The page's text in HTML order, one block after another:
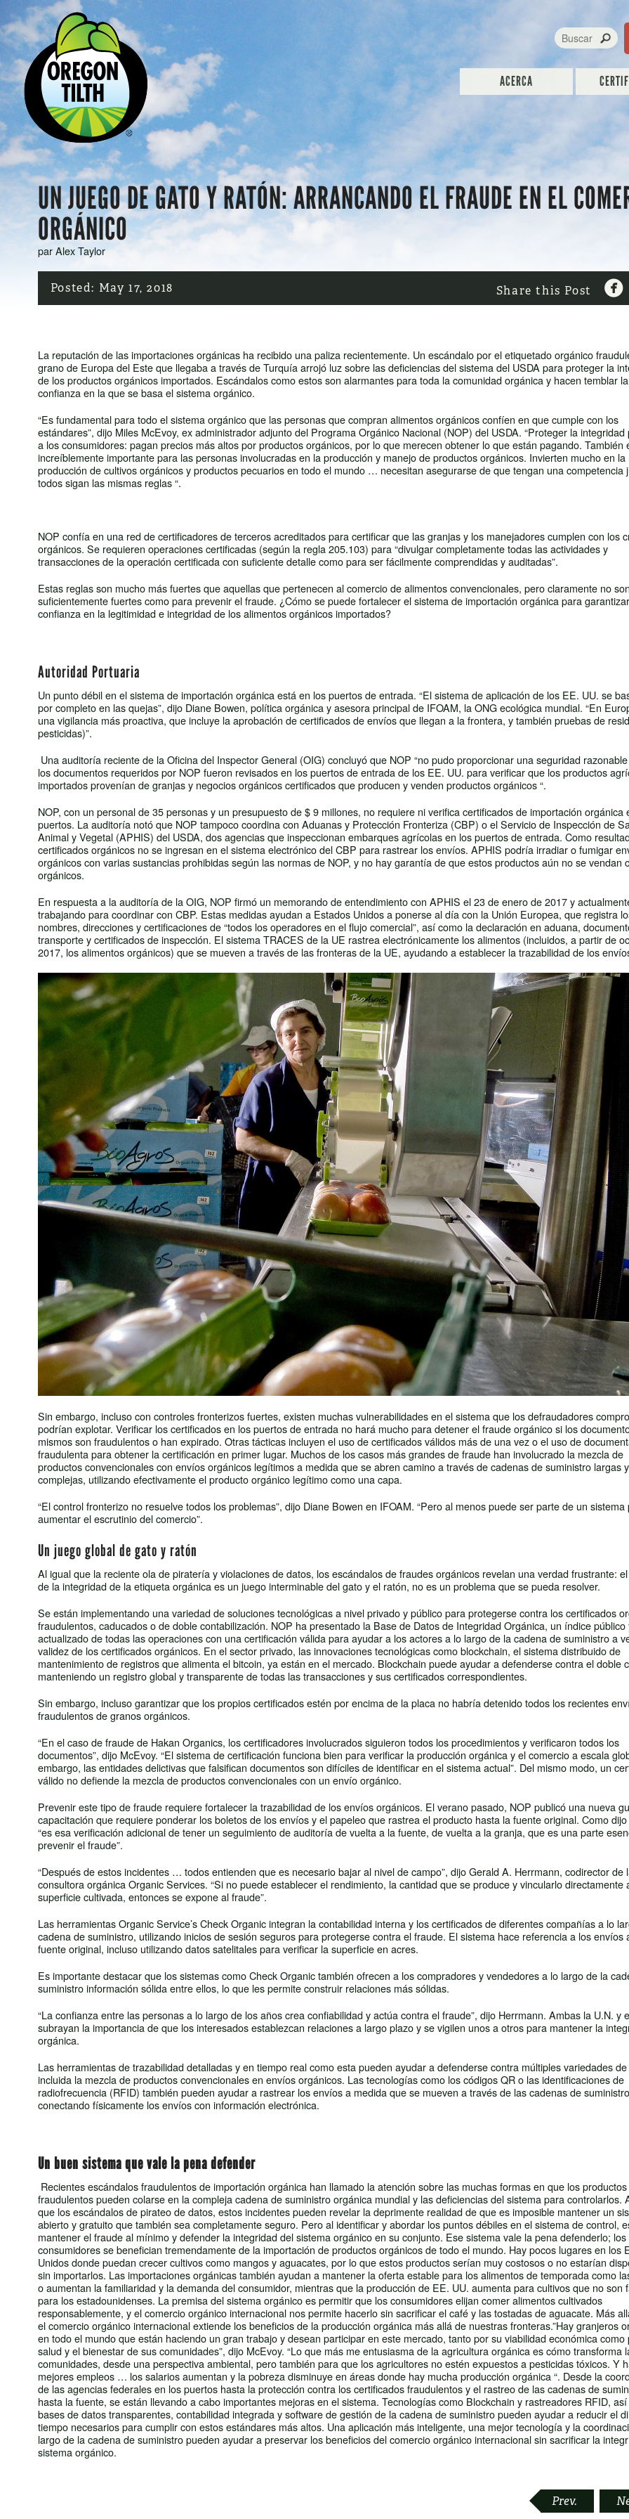
ACERCA
UN JUEGO DE GATO Y RATÓN: ARRANCANDO EL FRAUDE EN EL
ORGÁNICO
par Alex Taylor
Share this Post 
Posted: May 17, 2018
La reputación de las importaciones orgánicas ha recibido una paliza recientemente. Un escándalo por el etiquetado orgánico
grano de Europa del Este que llegaba a través de Turquía arrojó luz sobre las deficiencias del sistema del USDA para proteger la
de los productos orgánicos importados. Escándalos como estos son alarmantes para toda la comunidad orgánica y hacen temblar la
confianza en la que se basa el sistema orgánico.
“Es fundamental para todo el sistema orgánico que las personas que compran alimentos orgánicos confíen en que cumple con los
estándares”, dijo Miles McEvoy, ex administrador adjunto del Programa Orgánico Nacional (NOP) del USDA. “Proteger la integridad
a los consumidores: pagan precios más altos por productos orgánicos, por lo que merecen obtener lo que están pagando. También
increíblemente importante para las personas involucradas en la producción y manejo de productos orgánicos. Invierten mucho en la
producción de cultivos orgánicos y productos pecuarios en todo el mundo … necesitan asegurarse de que tengan una competencia
todos sigan las mismas reglas “.
NOP confía en una red de certificadores de terceros acreditados para certificar que las granjas y los manejadores cumplen con los
orgánicos. Se requieren operaciones certificadas (según la regla 205.103) para “divulgar completamente todas las actividades y
transacciones de la operación certificada con suficiente detalle como para ser fácilmente comprendidas y auditadas”.
Estas reglas son mucho más fuertes que aquellas que pertenecen al comercio de alimentos convencionales, pero claramente no
suficientemente fuertes como para prevenir el fraude. ¿Cómo se puede fortalecer el sistema de importación orgánica para
confianza en la legitimidad e integridad de los alimentos orgánicos importados?
Autoridad Portuaria
Un punto débil en el sistema de importación orgánica está en los puertos de entrada. “El sistema de aplicación de los EE. UU. se
por completo en las quejas”, dijo Diane Bowen, política orgánica y asesora principal de IFOAM, la ONG ecológica mundial. “En
una vigilancia más proactiva, que incluye la aprobación de certificados de envíos que llegan a la frontera, y también pruebas de
pesticidas)”.
Una auditoría reciente de la Oficina del Inspector General (OIG) concluyó que NOP “no pudo proporcionar una seguridad
los documentos requeridos por NOP fueron revisados ​​en los puertos de entrada de los EE. UU. para verificar que los productos
importados provenían de granjas y negocios orgánicos certificados que producen y venden productos orgánicos “.
NOP, con un personal de 35 personas y un presupuesto de $ 9 millones, no requiere ni verifica certificados de importación orgánica
puertos. La auditoría notó que NOP tampoco coordina con Aduanas y Protección Fronteriza (CBP) o el Servicio de Inspección de
Animal y Vegetal (APHIS) del USDA, dos agencias que inspeccionan embarques agrícolas en los puertos de entrada. Como
certificados orgánicos no se ingresan en el sistema electrónico del CBP para rastrear los envíos. APHIS podría irradiar o fumigar
orgánicos con varias sustancias prohibidas según las normas de NOP, y no hay garantía de que estos productos aún no se vendan
orgánicos.
En respuesta a la auditoría de la OIG, NOP firmó un memorando de entendimiento con APHIS el 23 de enero de 2017 y
trabajando para coordinar con CBP. Estas medidas ayudan a Estados Unidos a ponerse al día con la Unión Europea, que registra
nombres, direcciones y certificaciones de “todos los operadores en el flujo comercial”, así como la declaración en aduana,
transporte y certificados de inspección. El sistema TRACES de la UE rastrea electrónicamente los alimentos (incluidos, a partir de
2017, los alimentos orgánicos) que se mueven a través de las fronteras de la UE, ayudando a establecer la trazabilidad de los
Sin embargo, incluso con controles fronterizos fuertes, existen muchas vulnerabilidades en el sistema que los defraudadores
podrían explotar. Verificar los certificados en los puertos de entrada no hará mucho para detener el fraude orgánico si los
mismos son fraudulentos o han expirado. Otras tácticas incluyen el uso de certificados válidos más de una vez o el uso de
fraudulenta para obtener la certificación en primer lugar. Muchos de los casos más grandes de fraude han involucrado la mezcla de
productos convencionales con envíos orgánicos legítimos a medida que se abren camino a través de cadenas de suministro largas y
complejas, utilizando efectivamente el producto orgánico legítimo como una capa.
“El control fronterizo no resuelve todos los problemas”, dijo Diane Bowen en IFOAM. “Pero al menos puede ser parte de un sistema
aumentar el escrutinio del comercio”.
Un juego global de gato y ratón
Al igual que la reciente ola de piratería y violaciones de datos, los escándalos de fraudes orgánicos revelan una verdad frustrante:
de la integridad de la etiqueta orgánica es un juego interminable del gato y el ratón, no es un problema que se pueda resolver.
Se están implementando una variedad de soluciones tecnológicas a nivel privado y público para protegerse contra los certificados
fraudulentos, caducados o de doble contabilización. NOP ha presentado la Base de Datos de Integridad Orgánica, un índice público
actualizado de todas las operaciones con una certificación válida para ayudar a los actores a lo largo de la cadena de suministro a
validez de los certificados orgánicos. En el sector privado, las innovaciones tecnológicas como blockchain, el sistema distribuido de
mantenimiento de registros que alimenta el bitcoin, ya están en el mercado. Blockchain puede ayudar a defenderse contra el doble
manteniendo un registro global y transparente de todas las transacciones y sus certificados correspondientes.
Sin embargo, incluso garantizar que los propios certificados estén por encima de la placa no habría detenido todos los recientes
fraudulentos de granos orgánicos.
“En el caso de fraude de Hakan Organics, los certificadores involucrados siguieron todos los procedimientos y verificaron todos los
documentos”, dijo McEvoy. “El sistema de certificación funciona bien para verificar la producción orgánica y el comercio a escala
embargo, las entidades delictivas que falsifican documentos son difíciles de identificar en el sistema actual”. Del mismo modo, un
válido no defiende la mezcla de productos convencionales con un envío orgánico.
Prevenir este tipo de fraude requiere fortalecer la trazabilidad de los envíos orgánicos. El verano pasado, NOP publicó una nueva
capacitación que requiere ponderar los boletos de los envíos y el papeleo que rastrea el producto hasta la fuente original. Como
“es esa verificación adicional de tener un seguimiento de auditoría de vuelta a la fuente, de vuelta a la granja, que es una parte
prevenir el fraude”.
“Después de estos incidentes … todos entienden que es necesario bajar al nivel de campo”, dijo Gerald A. Herrmann, codirector de
consultora orgánica Organic Services. “Si no puede establecer el rendimiento, la cantidad que se produce y vincularlo directamente
superficie cultivada, entonces se expone al fraude”.
Las herramientas Organic Service’s Check Organic integran la contabilidad interna y los certificados de diferentes compañías a lo
cadena de suministro, utilizando inicios de sesión seguros para protegerse contra el fraude. El sistema hace referencia a los envíos
fuente original, incluso utilizando datos satelitales para verificar la superficie en acres.
Es importante destacar que los sistemas como Check Organic también ofrecen a los compradores y vendedores a lo largo de la
suministro información sólida entre ellos, lo que les permite construir relaciones más sólidas.
“La confianza entre las personas a lo largo de los años crea confiabilidad y actúa contra el fraude”, dijo Herrmann. Ambas la U.N. y
subrayan la importancia de que los interesados ​​establezcan relaciones a largo plazo y se vigilen unos a otros para mantener la
orgánica.
Las herramientas de trazabilidad detalladas y en tiempo real como esta pueden ayudar a defenderse contra múltiples variedades
incluida la mezcla de productos convencionales en envíos orgánicos. Las tecnologías como los códigos QR o las identificaciones de
radiofrecuencia (RFID) también pueden ayudar a rastrear los envíos a medida que se mueven a través de las cadenas de suministro
conectando físicamente los envíos con información electrónica.
Un buen sistema que vale la pena defender
Recientes escándalos fraudulentos de importación orgánica han llamado la atención sobre las muchas formas en que los productos
fraudulentos pueden colarse en la compleja cadena de suministro orgánica mundial y las deficiencias del sistema para controlarlos.
que los escándalos de pirateo de datos, estos incidentes pueden revelar la deprimente realidad de que es imposible mantener un
abierto y gratuito que también sea completamente seguro. Pero al identificar y abordar los puntos débiles en el sistema de control,
mantener el fraude al mínimo y defender la integridad del sistema orgánico en su conjunto. Ese sistema vale la pena defenderlo; los
consumidores se benefician tremendamente de la importación de productos orgánicos de todo el mundo. Hay pocos lugares en los
Unidos donde puedan crecer cultivos como mangos y aguacates, por lo que estos productos serían muy costosos o no estarían
sin importarlos. Las importaciones orgánicas también ayudan a mantener la oferta estable para los alimentos de temporada como
o aumentan la familiaridad y la demanda del consumidor, mientras que la producción de EE. UU. aumenta para cultivos que no son
para los estadounidenses. La premisa del sistema orgánico es permitir que los consumidores elijan comer alimentos cultivados
responsablemente, y el comercio orgánico internacional nos permite hacerlo sin sacrificar el café y las tostadas de aguacate. Más
el comercio orgánico internacional extiende los beneficios de la producción orgánica más allá de nuestras fronteras.”Hay granjeros
en todo el mundo que están haciendo un gran trabajo y desean participar en este mercado, tanto por su viabilidad económica como
salud y el bienestar de sus comunidades”, dijo McEvoy. “Lo que más me entusiasma de la agricultura orgánica es cómo transforma
comunidades, desde una perspectiva ambiental, pero también para que los agricultores no estén expuestos a pesticidas tóxicos. Y
mejores empleos … los salarios aumentan y la pobreza disminuye en áreas donde hay mucha producción orgánica “. Desde la
de las agencias federales en los puertos hasta la protección contra los certificados fraudulentos y el rastreo de las cadenas de
hasta la fuente, se están llevando a cabo importantes mejoras en el sistema. Tecnologías como Blockchain y rastreadores RFID,
bases de datos transparentes, contabilidad integrada y software de gestión de la cadena de suministro pueden ayudar a reducir el
tiempo necesarios para cumplir con estos estándares más altos. Una aplicación más inteligente, una mejor tecnología y la
largo de la cadena de suministro pueden ayudar a preservar los beneficios del comercio orgánico internacional sin sacrificar la
sistema orgánico.
Prev.